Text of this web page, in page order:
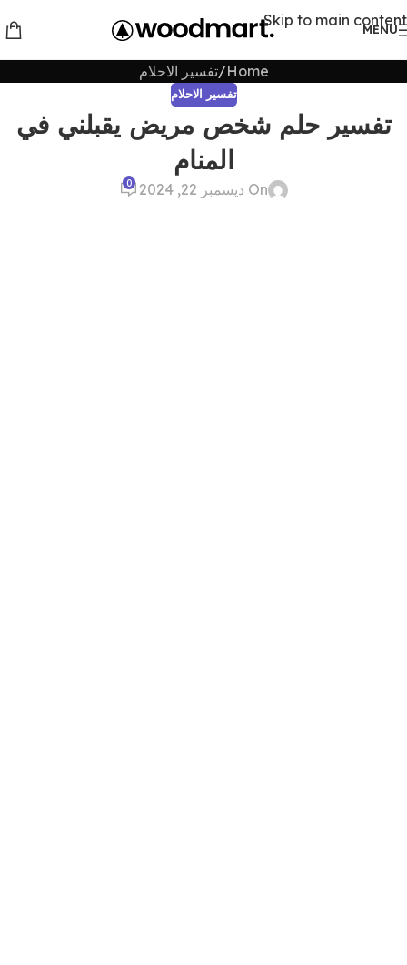
Skip to main content
MENU
Home تفسير الاحلام
تفسير الاحلام
تفسير حلم شخص مريض يقبلني في
المنام
On ديسمبر 22, 2024 0